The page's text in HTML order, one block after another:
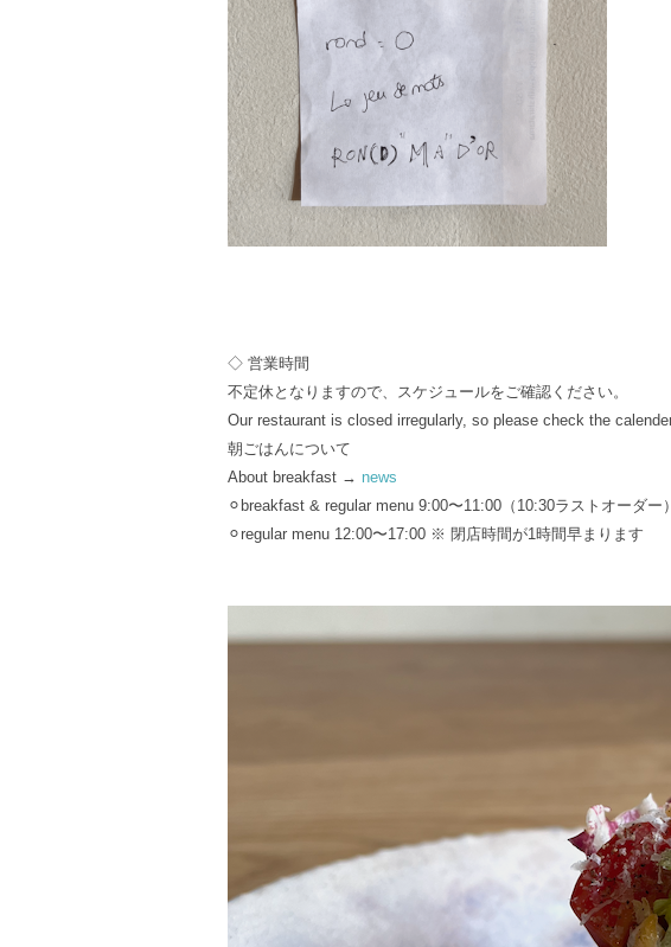
◇ 営業時間
不定休となりますので、スケジュールをご確認ください。
Our restaurant is closed irregularly, so please check the
朝ごはんについて
About breakfast → news
⚪︎breakfast & regular menu 9:00〜11:00（10:30ラストオーダ
⚪︎regular menu 12:00〜17:00 ※ 閉店時間が1時間早まります